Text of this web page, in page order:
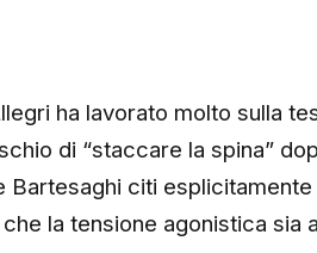
ha lavorato molto sulla
di “staccare la spina”
Bartesaghi citi esplicitamente
la tensione agonistica sia